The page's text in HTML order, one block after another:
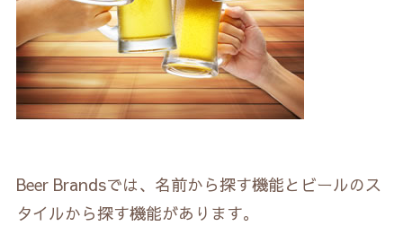
Beer Brandsでは、名前から探す機能とビールのス
タイルから探す機能があります。